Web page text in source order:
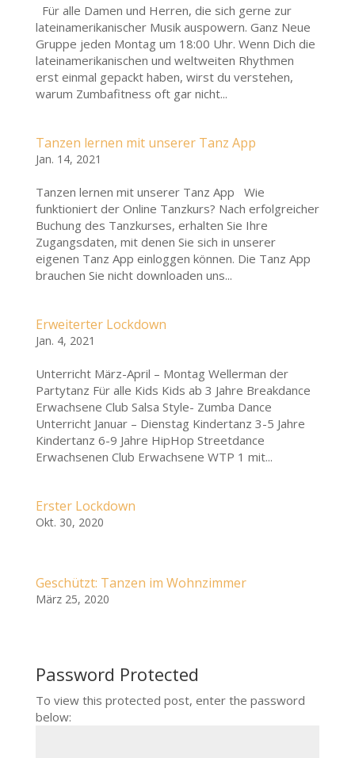
Für alle Damen und Herren, die sich gerne zur
lateinamerikanischer Musik auspowern. Ganz Neue
Gruppe jeden Montag um 18:00 Uhr. Wenn Dich die
lateinamerikanischen und weltweiten Rhythmen
erst einmal gepackt haben, wirst du verstehen,
warum Zumbafitness oft gar nicht...
Tanzen lernen mit unserer Tanz App
Jan. 14, 2021
Tanzen lernen mit unserer Tanz App Wie
funktioniert der Online Tanzkurs? Nach erfolgreicher
Buchung des Tanzkurses, erhalten Sie Ihre
Zugangsdaten, mit denen Sie sich in unserer
eigenen Tanz App einloggen können. Die Tanz App
brauchen Sie nicht downloaden uns...
Erweiterter Lockdown
Jan. 4, 2021
Unterricht März-April – Montag Wellerman der
Partytanz Für alle Kids Kids ab 3 Jahre Breakdance
Erwachsene Club Salsa Style- Zumba Dance
Unterricht Januar – Dienstag Kindertanz 3-5 Jahre
Kindertanz 6-9 Jahre HipHop Streetdance
Erwachsenen Club Erwachsene WTP 1 mit...
Erster Lockdown
Okt. 30, 2020
Geschützt: Tanzen im Wohnzimmer
März 25, 2020
Password Protected
To view this protected post, enter the password
below: